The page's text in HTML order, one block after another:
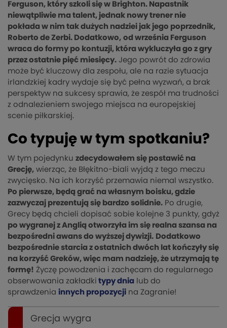
Ferguson, który szkoli się w Brighton. Napastnik
niewątpliwie ma talent, jednak nowy trener nie
pokłada w nim tak dużych nadziei jak jego poprzednik,
Roberto de Zerbi. Dodatkowo, od września Ferguson
wraca do formy po kontuzji, która wykluczyła go z gry
przez ostatnie pięć miesięcy. Jego powrót do zdrowia
może być kluczowy dla zespołu, ale na razie sytuacja
irlandzkiej kadry wydaje się być pełna wyzwań, a brak
perspektyw na sukcesy sprawia, że zespół ma trudności
z odnalezieniem swojego miejsca na europejskiej
scenie piłkarskiej.
Co typuję w tym spotkaniu?
W tym pojedynku zdecydowałem się postawić na
Grecję, wierząc, że Błękitno-biali wyjdą z tego meczu
zwycięsko. Na ich korzyść przemawia niemal wszystko.
Po pierwsze, będą grać na własnym boisku, gdzie
zazwyczaj prezentują się bardzo solidnie. Po drugie,
Grecy będą chcieli dopisać sobie kolejne 3 punkty, gdyż
po wygranej z Anglią otworzyła im się realna szansa na
bezpośredni awans do wyższej dywizji. Dodatkowo
bezpośrednie starcia z ostatnich dwóch lat kończyły się
na korzyść Greków, więc mam nadzieję, że utrzymają tę
formę! Życzę powodzenia i zachęcam do regularnego
obserwowania zakładki typy dnia lub do
sprawdzenia innych propozycji na Zagranie!
Grecja wygra